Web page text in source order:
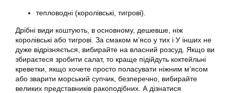
тепловодні (королівські, тигрові).
Дрібні види коштують, в основному, дешевше, ніж
королівські або тигрові. За смаком м’ясо у тих і У інших не
дуже відрізняється, вибирайте на власний розсуд. Якщо ви
збираєтеся зробити салат, то краще підійдуть коктейльні
креветки, якщо хочете просто поласувати ніжним м’ясом
або зварити морський супчик, безперечно, вибирайте
великих представників ракоподібних. А дізнатися